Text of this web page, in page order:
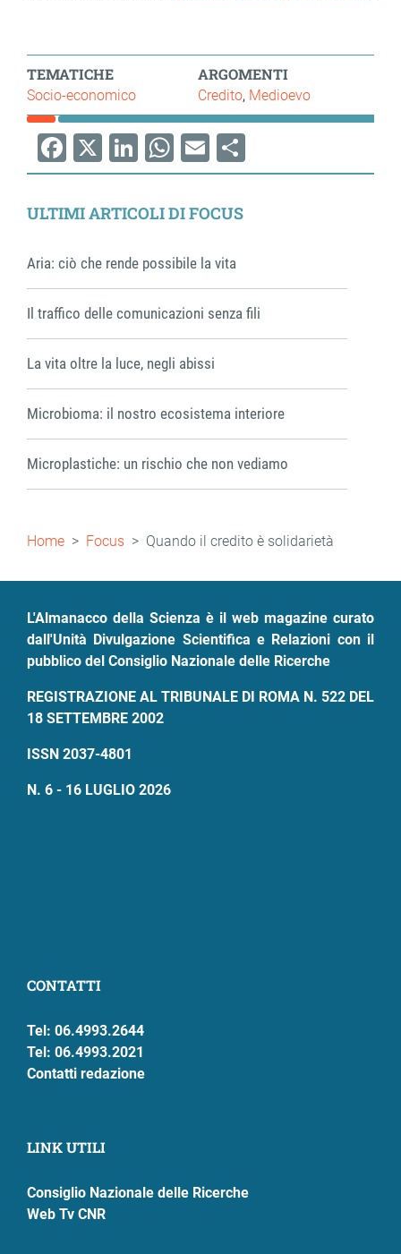
TEMATICHE
Socio-economico
ARGOMENTI
Credito Medioevo
Facebook
X LinkedIn
WhatsApp
EmailShare
ULTIMI ARTICOLI DI FOCUS
Aria: ciò che rende possibile la vita
Il traffico delle comunicazioni senza fili
La vita oltre la luce, negli abissi
Microbioma: il nostro ecosistema interiore
Microplastiche: un rischio che non vediamo
Briciole
Home Focus Quando il credito è solidarietà
L'Almanacco della Scienza è il web magazine curato
dall'Unità Divulgazione Scientifica e Relazioni con il
pubblico del Consiglio Nazionale delle Ricerche
REGISTRAZIONE AL TRIBUNALE DI ROMA N. 522 DEL
18 SETTEMBRE 2002
ISSN 2037-4801
N. 6 - 16 LUGLIO 2026
CONTATTI
Tel: 06.4993.2644
Tel: 06.4993.2021
Contatti redazione
LINK UTILI
Consiglio Nazionale delle Ricerche
Web Tv CNR